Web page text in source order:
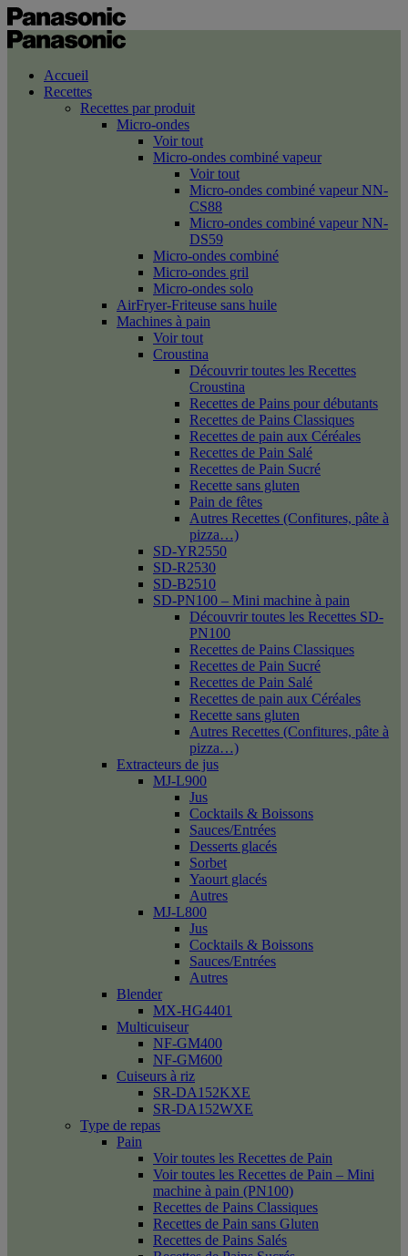
Accueil
Recettes
Recettes par produit
Micro-ondes
Voir tout
Micro-ondes combiné vapeur
Voir tout
Micro-ondes combiné vapeur NN-
CS88
Micro-ondes combiné vapeur NN-
DS59
Micro-ondes combiné
Micro-ondes gril
Micro-ondes solo
AirFryer-Friteuse sans huile
Machines à pain
Voir tout
Croustina
Découvrir toutes les Recettes
Croustina
Recettes de Pains pour débutants
Recettes de Pains Classiques
Recettes de pain aux Céréales
Recettes de Pain Salé
Recettes de Pain Sucré
Recette sans gluten
Pain de fêtes
Autres Recettes (Confitures, pâte à
pizza…)
SD-YR2550
SD-R2530
SD-B2510
SD-PN100 – Mini machine à pain
Découvrir toutes les Recettes SD-
PN100
Recettes de Pains Classiques
Recettes de Pain Sucré
Recettes de Pain Salé
Recettes de pain aux Céréales
Recette sans gluten
Autres Recettes (Confitures, pâte à
pizza…)
Extracteurs de jus
MJ-L900
Jus
Cocktails & Boissons
Sauces/Entrées
Desserts glacés
Sorbet
Yaourt glacés
Autres
MJ-L800
Jus
Cocktails & Boissons
Sauces/Entrées
Autres
Blender
MX-HG4401
Multicuiseur
NF-GM400
NF-GM600
Cuiseurs à riz
SR-DA152KXE
SR-DA152WXE
Type de repas
Pain
Voir toutes les Recettes de Pain
Voir toutes les Recettes de Pain – Mini
machine à pain (PN100)
Recettes de Pains Classiques
Recettes de Pain sans Gluten
Recettes de Pains Salés